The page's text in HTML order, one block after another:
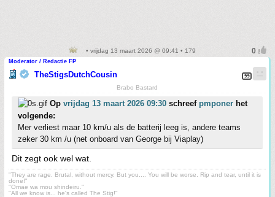
• vrijdag 13 maart 2026 @ 09:41 • 179
Moderator / Redactie FP
TheStigsDutchCousin
Brabo Bastard
Op vrijdag 13 maart 2026 09:30 schreef pmponer het
volgende:
Mer verliest maar 10 km/u als de batterij leeg is, andere teams
zeker 30 km /u (net onboard van George bij Viaplay)
Dit zegt ook wel wat.
"They are rage. Brutal, without mercy. But you.... You will be worse. Rip and tear, until it is
done!"
"Omae wa mou shindeiru."
"All we know is... he's called The Stig!"